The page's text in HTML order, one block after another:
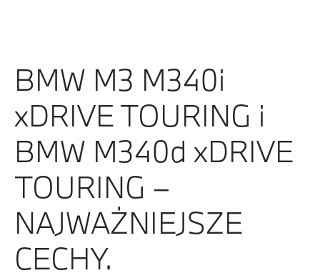
BMW M3 M340i
xDRIVE TOURING i
BMW M340d xDRIVE
TOURING –
NAJWAŻNIEJSZE
CECHY.